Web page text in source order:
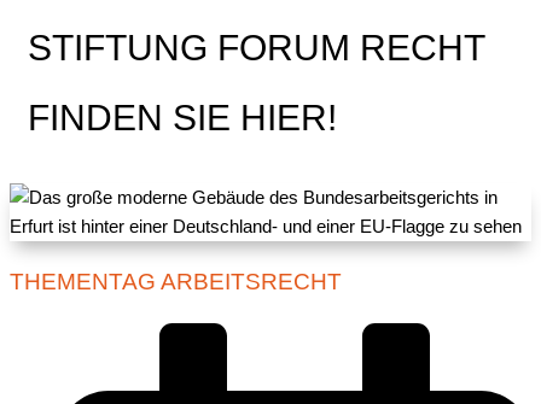
STIFTUNG FORUM RECHT
FINDEN SIE HIER!
THEMENTAG ARBEITSRECHT